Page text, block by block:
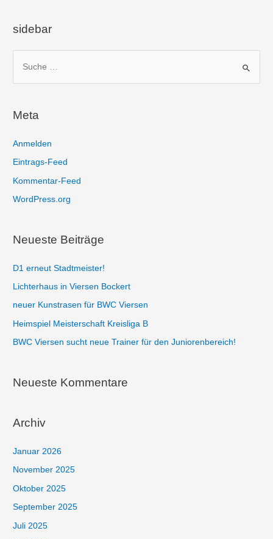
sidebar
n
Meta
Anmelden
Eintrags-Feed
Kommentar-Feed
WordPress.org
Neueste Beiträge
D1 erneut Stadtmeister!
Lichterhaus in Viersen Bockert
neuer Kunstrasen für BWC Viersen
Heimspiel Meisterschaft Kreisliga B
BWC Viersen sucht neue Trainer für den Juniorenbereich!
Neueste Kommentare
Archiv
Januar 2026
November 2025
Oktober 2025
September 2025
Juli 2025